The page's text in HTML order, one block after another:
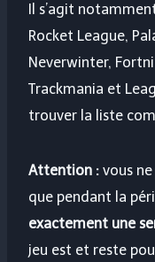
Il s’agit
Rocket League,
Neverwinter,
Trackmania et
trouver la liste
Attention : vous
que pendant la
exactement une
jeu est et reste